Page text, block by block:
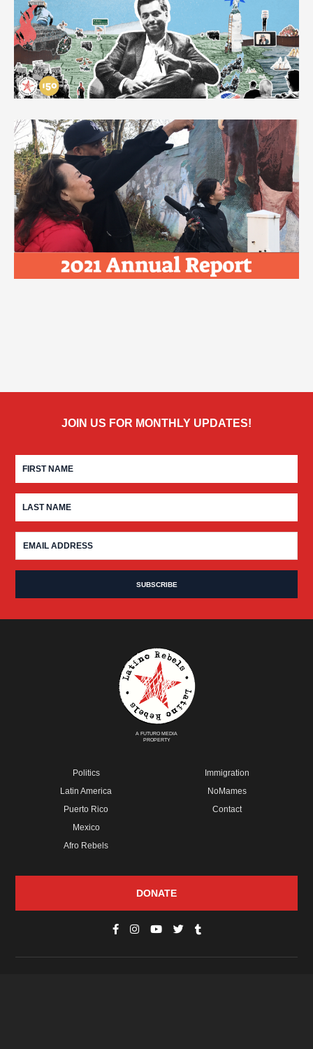
JOIN US FOR MONTHLY UPDATES!
A FUTURO MEDIA
PROPERTY
Politics
Latin America
Puerto Rico
Mexico
Afro Rebels
Immigration
NoMames
Contact
DONATE